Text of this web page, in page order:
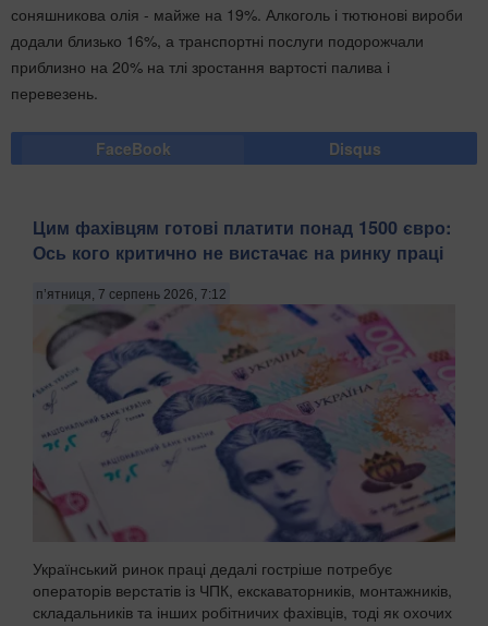
соняшникова олія - майже на 19%. Алкоголь і тютюнові вироби
додали близько 16%, а транспортні послуги подорожчали
приблизно на 20% на тлі зростання вартості палива і
перевезень.
FaceBook Disqus
Цим фахівцям готові платити понад 1500 євро:
Ось кого критично не вистачає на ринку праці
п’ятниця, 7 серпень 2026, 7:12
Український ринок праці дедалі гостріше потребує
операторів верстатів із ЧПК, екскаваторників, монтажників,
складальників та інших робітничих фахівців, тоді як охочих